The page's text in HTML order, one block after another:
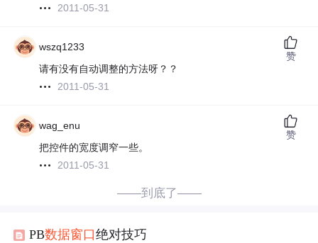
2011-05-31
wszq1233
请有没有自动调整的方法呀？？
2011-05-31
赞
wag_enu
把控件的宽度调窄一些。
2011-05-31
赞
——到底了——
PB数据窗口绝对技巧